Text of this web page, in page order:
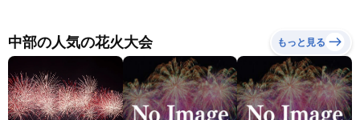
ュースLiVEイブニング・駒
木結衣／宇野沢達也〉
中部の人気の花火大会 もっと見る